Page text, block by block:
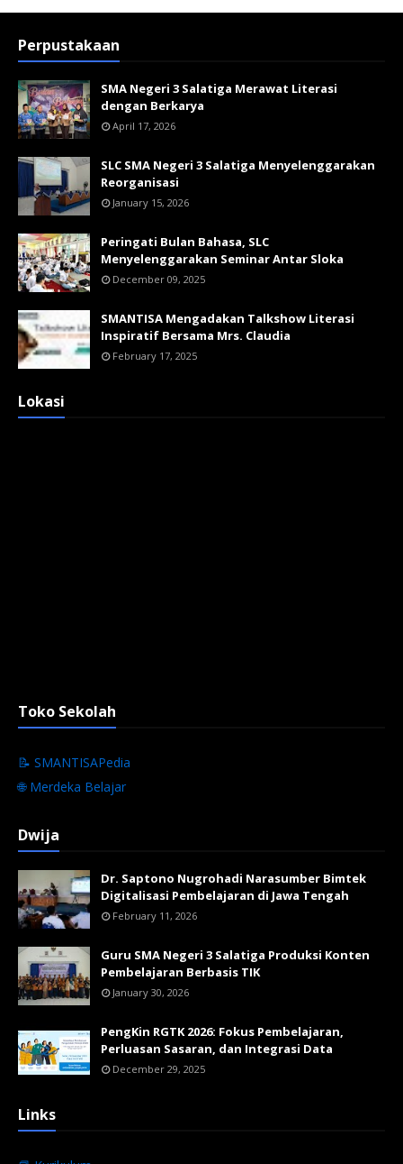
Perpustakaan
SMA Negeri 3 Salatiga Merawat Literasi
dengan Berkarya
April 17, 2026
SLC SMA Negeri 3 Salatiga Menyelenggarakan
Reorganisasi
January 15, 2026
Peringati Bulan Bahasa, SLC
Menyelenggarakan Seminar Antar Sloka
December 09, 2025
SMANTISA Mengadakan Talkshow Literasi
Inspiratif Bersama Mrs. Claudia
February 17, 2025
Lokasi
Toko Sekolah
📝 SMANTISAPedia
🌐 Merdeka Belajar
Dwija
Dr. Saptono Nugrohadi Narasumber Bimtek
Digitalisasi Pembelajaran di Jawa Tengah
February 11, 2026
Guru SMA Negeri 3 Salatiga Produksi Konten
Pembelajaran Berbasis TIK
January 30, 2026
PengKin RGTK 2026: Fokus Pembelajaran,
Perluasan Sasaran, dan Integrasi Data
December 29, 2025
Links